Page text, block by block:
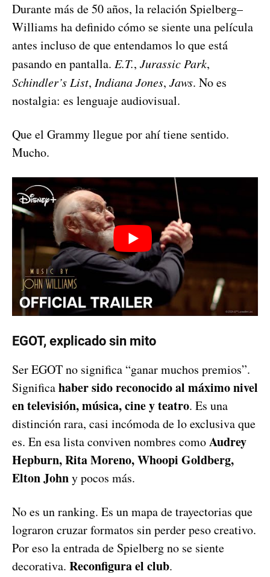
Durante más de 50 años, la relación Spielberg–
Williams ha definido cómo se siente una película
antes incluso de que entendamos lo que está
pasando en pantalla. E.T., Jurassic Park,
Schindler’s List, Indiana Jones, Jaws. No es
nostalgia: es lenguaje audiovisual.
Que el Grammy llegue por ahí tiene sentido.
Mucho.
EGOT, explicado sin mito
Ser EGOT no significa “ganar muchos premios”.
Significahaber sido reconocido al máximo nivel
en televisión, música, cine y teatro. Es una
distinción rara, casi incómoda de lo exclusiva que
es. En esa lista conviven nombres comoAudrey
Hepburn, Rita Moreno, Whoopi Goldberg,
Elton Johny pocos más.
No es un ranking. Es un mapa de trayectorias que
lograron cruzar formatos sin perder peso creativo.
Por eso la entrada de Spielberg no se siente
decorativa. Reconfigura el club.